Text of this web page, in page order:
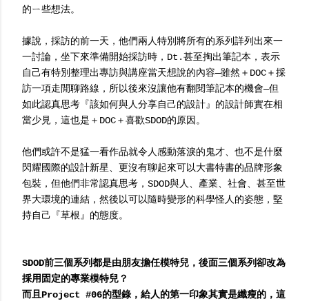
的ㄧ些想法。
據說，採訪的前一天，他們兩人特別將所有的系列詳列出來一
一討論，坐下來準備開始採訪時，Dt.甚至掏出筆記本，表示
自己有特別整理出專訪與講座當天想說的內容—雖然＋DOC＋採
訪一項走閒聊路線，所以後來沒讓他有翻閱筆記本的機會—但
如此認真思考『該如何與人分享自己的設計』的設計師實在相
當少見，這也是＋DOC＋喜歡SDOD的原因。
他們或許不是猛一看作品就令人感動落淚的鬼才、也不是什麼
閃耀國際的設計新星、更沒有聊起來可以大書特書的品牌形象
包裝，但他們非常認真思考，SDOD與人、產業、社會、甚至世
界大環境的連結，然後以可以隨時變形的科學怪人的姿態，堅
持自己『草根』的態度。
SDOD前三個系列都是由朋友擔任模特兒，後面三個系列卻改為
採用固定的專業模特兒？
而且Project #06的型錄，給人的第一印象其實是纖瘦的，這